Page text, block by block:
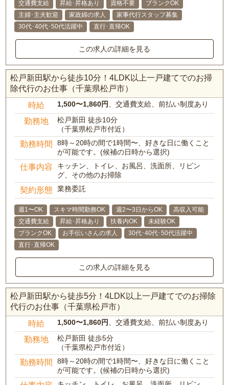
交通費支給
昇給･昇格あり 資格不要
ブランクOK
主婦･主夫歓迎
家政婦の求人
家事代行スタッフ募集
30代･40代･50代活躍中
直行･直帰OK
この求人の詳細を見る
松戸新田駅から徒歩10分！4LDK以上一戸建てでのお掃
除代行のお仕事（千葉県松戸市）
時給 1,500〜1,860円、交通費支給、前払い制度あり
勤務地
松戸新田 徒歩10分
（千葉県松戸市付近）
勤務時間
8時～20時の間で1時間〜、好きな日に働くこと
が可能です。(候補の日時から選択)
仕事内容
キッチン、トイレ、お風呂、洗面所、リビン
グ、その他のお掃除
契約形態 業務委託
週1〜OK スキマ時間勤務OK 週2〜3日からOK
高収入可能
交通費支給
昇給･昇格あり 扶養内OK
未経験OK
ブランクOK
お手伝いさんの求人
30代･40代･50代活躍中
直行･直帰OK
この求人の詳細を見る
松戸新田駅から徒歩5分！4LDK以上一戸建てでのお掃除
代行のお仕事（千葉県松戸市）
時給 1,500〜1,860円、交通費支給、前払い制度あり
勤務地
松戸新田 徒歩5分
（千葉県松戸市付近）
勤務時間
8時～20時の間で1時間〜、好きな日に働くこと
が可能です。(候補の日時から選択)